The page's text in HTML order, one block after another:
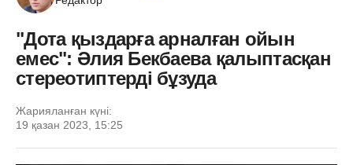
"Дота қыздарға арналған ойын
емес": Әлия Бекбаева қалыптасқан
стереотиптерді бұзуда
Жарияланған күні:
19 қазан 2023, 15:25